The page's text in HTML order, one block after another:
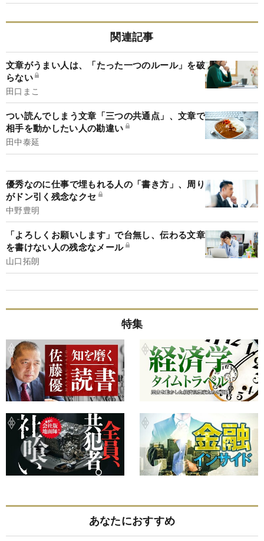
関連記事
文章がうまい人は、「たった一つのルール」を破
らない
田口まこ
つい読んでしまう文章「三つの共通点」、文章で
相手を動かしたい人の勘違い
田中泰延
優秀なのに仕事で埋もれる人の「書き方」、周り
がドン引く残念なクセ
中野豊明
「よろしくお願いします」で台無し、伝わる文章
を書けない人の残念なメール
山口拓朗
特集
あなたにおすすめ